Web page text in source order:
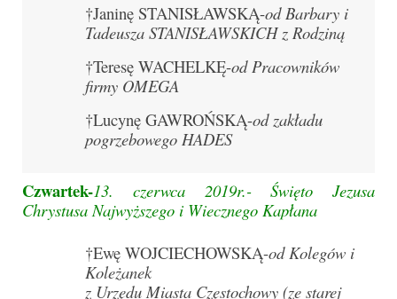
Wigilia Paschalna 30.03.2024
Odpust 2024
Galerie 2023
Bierzmowanie 27.11.2023
Zakończenie oktawy 2023
Galerie 2022
†Janinę STANISŁAWSKĄ-od Barbary i
Tadeusza STANISŁAWSKICH z Rodziną
†Teresę WACHELKĘ-od Pracowników
firmy OMEGA
†Lucynę GAWROŃSKĄ-od zakładu
pogrzebowego HADES
Czwartek-13. czerwca 2019r.-
Święto Jezusa
Chrystusa Najwyższego i Wiecznego Kapłana
†Ewę WOJCIECHOWSKĄ-od Kolegów i
Koleżanek
z Urzędu Miasta Częstochowy (ze starej